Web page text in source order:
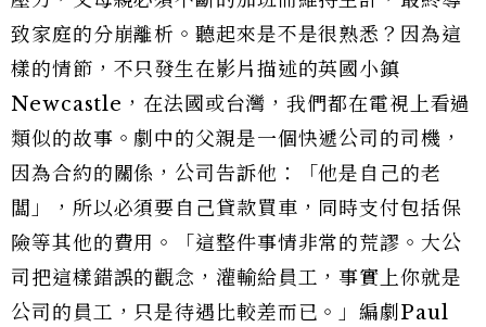
致家庭的分崩離析。聽起來是不是很熟悉？因為這
樣的情節，不只發生在影片描述的英國小鎮
Newcastle，在法國或台灣，我們都在電視上看過
類似的故事。劇中的父親是一個快遞公司的司機，
因為合約的關係，公司告訴他：「他是自己的老
闆」，所以必須要自己貸款買車，同時支付包括保
險等其他的費用。「這整件事情非常的荒謬。大公
司把這樣錯誤的觀念，灌輸給員工，事實上你就是
公司的員工，只是待遇比較差而已。」編劇Paul